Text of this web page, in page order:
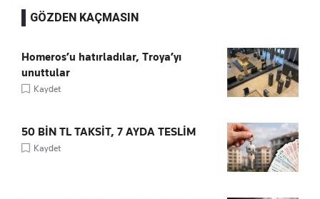
GÖZDEN KAÇMASIN
Homeros’u hatırladılar, Troya’yı
unuttular
Kaydet
50 BİN TL TAKSİT, 7 AYDA TESLİM
Kaydet